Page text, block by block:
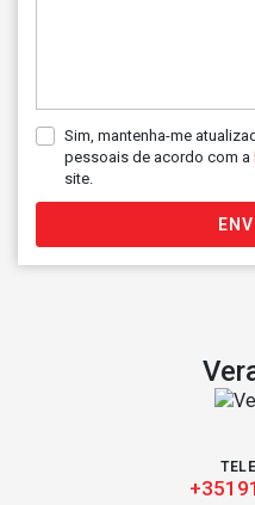
Sim, mantenha-me
pessoais de acordo com a
site.